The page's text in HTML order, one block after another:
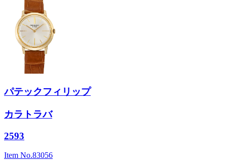
パテックフィリップ
カラトラバ
2593
Item No.83056